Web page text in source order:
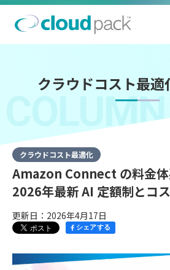
クラウドコスト最適
COLUMN
クラウドコスト最適化
Amazon Connect の料金体
2026年最新 AI 定額制とコ
更新日：2026年4月17日
シェアする